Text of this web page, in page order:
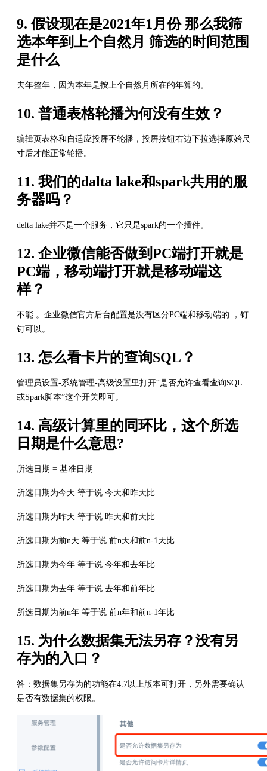
9. 假设现在是2021年1月份 那么我筛
选本年到上个自然月 筛选的时间范围
是什么
去年整年，因为本年是按上个自然月所在的年算的。
10. 普通表格轮播为何没有生效？
编辑页表格和自适应投屏不轮播，投屏按钮右边下拉选择原始尺
寸后才能正常轮播。
11. 我们的dalta lake和spark共用的服
务器吗？
delta lake并不是一个服务，它只是spark的一个插件。
12. 企业微信能否做到PC端打开就是
PC端，移动端打开就是移动端这
样？
不能 。企业微信官方后台配置是没有区分PC端和移动端的 ，钉
钉可以。
13. 怎么看卡片的查询SQL？
管理员设置-系统管理-高级设置里打开“是否允许查看查询SQL
或Spark脚本”这个开关即可。
14. 高级计算里的同环比，这个所选
日期是什么意思?
所选日期 = 基准日期
所选日期为今天 等于说 今天和昨天比
所选日期为昨天 等于说 昨天和前天比
所选日期为前n天 等于说 前n天和前n-1天比
所选日期为今年 等于说 今年和去年比
所选日期为去年 等于说 去年和前年比
所选日期为前n年 等于说 前n年和前n-1年比
15. 为什么数据集无法另存？没有另
存为的入口？
答：数据集另存为的功能在4.7以上版本可打开，另外需要确认
是否有数据集的权限。